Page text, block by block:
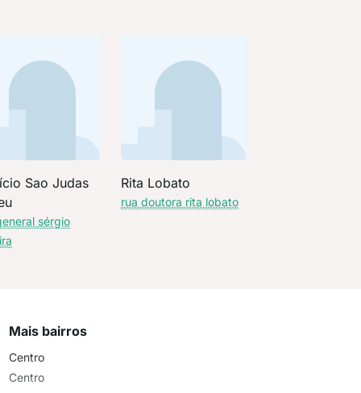
Sao Judas
sérgio
Rita Lobato
rua doutora rita lobato
Mais bairros
Centro
Centro